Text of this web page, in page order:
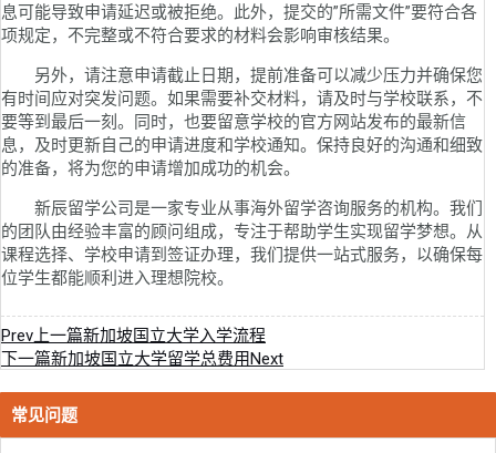
息可能导致申请延迟或被拒绝。此外，提交的”所需文件”要符合各
项规定，不完整或不符合要求的材料会影响审核结果。
另外，请注意申请截止日期，提前准备可以减少压力并确保您
有时间应对突发问题。如果需要补交材料，请及时与学校联系，不
要等到最后一刻。同时，也要留意学校的官方网站发布的最新信
息，及时更新自己的申请进度和学校通知。保持良好的沟通和细致
的准备，将为您的申请增加成功的机会。
新辰留学公司是一家专业从事海外留学咨询服务的机构。我们
的团队由经验丰富的顾问组成，专注于帮助学生实现留学梦想。从
课程选择、学校申请到签证办理，我们提供一站式服务，以确保每
位学生都能顺利进入理想院校。
Prev上一篇新加坡国立大学入学流程
下一篇新加坡国立大学留学总费用Next
常见问题